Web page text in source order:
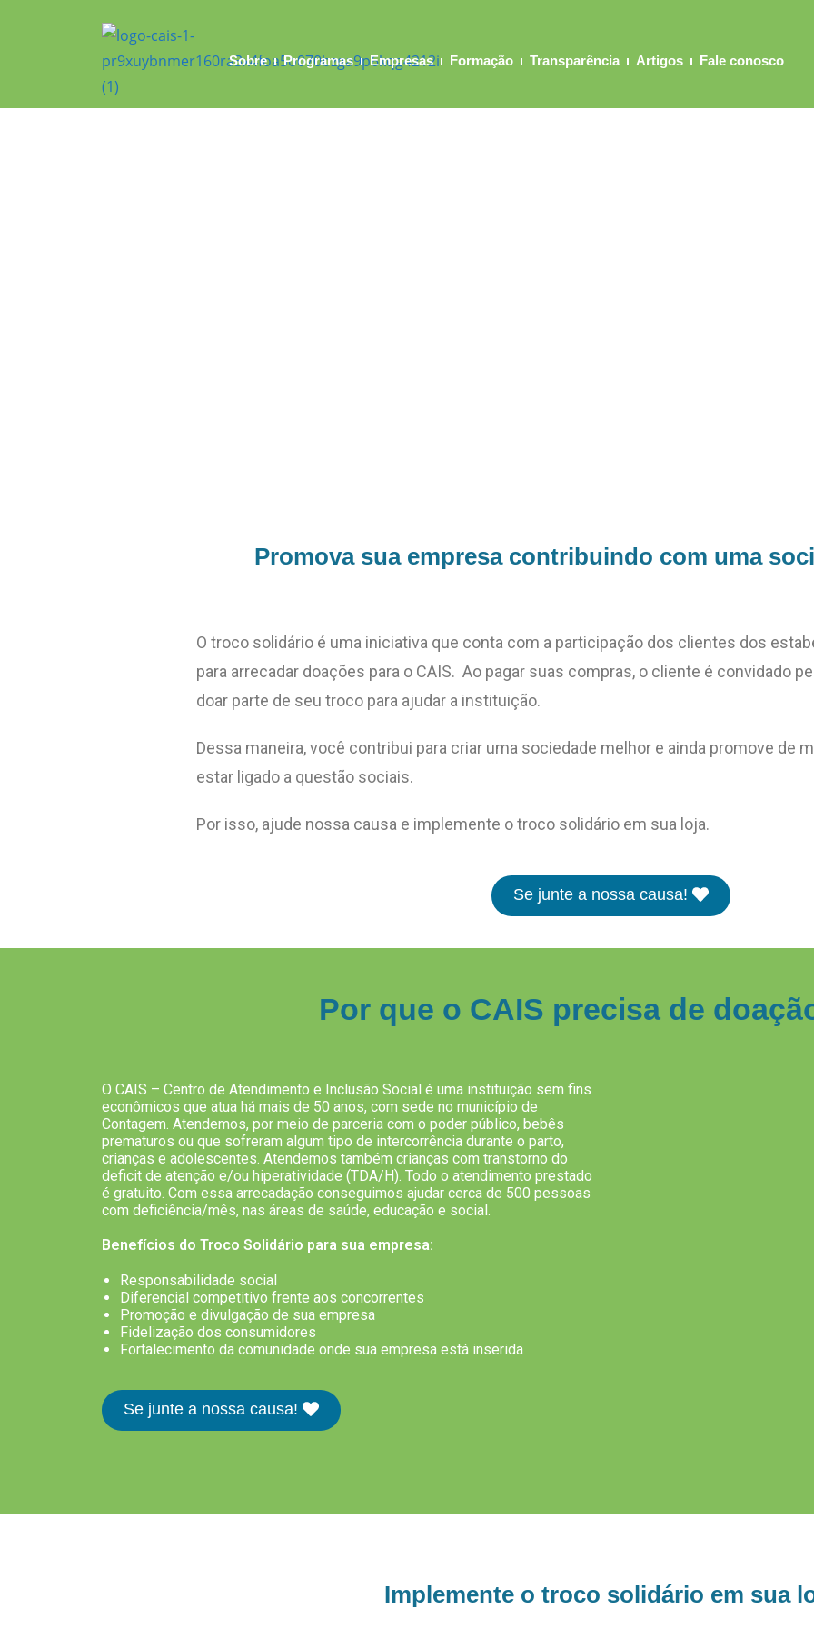
Sobre Programas Empresas Formação Transparência Artigos Fale conosco
Promova sua empresa contribuindo com uma
O troco solidário é uma iniciativa que conta com a participação dos clientes dos
para arrecadar doações para o CAIS. Ao pagar suas compras, o cliente é convidado
doar parte de seu troco para ajudar a instituição.
Dessa maneira, você contribui para criar uma sociedade melhor e ainda promove de
estar ligado a questão sociais.
Por isso, ajude nossa causa e implemente o troco solidário em sua loja.
Se junte a nossa causa!
Por que o CAIS precisa de
O CAIS – Centro de Atendimento e Inclusão Social é uma instituição sem fins
econômicos que atua há mais de 50 anos, com sede no município de
Contagem. Atendemos, por meio de parceria com o poder público, bebês
prematuros ou que sofreram algum tipo de intercorrência durante o parto,
crianças e adolescentes. Atendemos também crianças com transtorno do
deficit de atenção e/ou hiperatividade (TDA/H). Todo o atendimento prestado
é gratuito. Com essa arrecadação conseguimos ajudar cerca de 500 pessoas
com deficiência/mês, nas áreas de saúde, educação e social.
Benefícios do Troco Solidário para sua empresa:
Responsabilidade social
Diferencial competitivo frente aos concorrentes
Promoção e divulgação de sua empresa
Fidelização dos consumidores
Fortalecimento da comunidade onde sua empresa está inserida
Se junte a nossa causa!
Implemente o troco solidário em sua